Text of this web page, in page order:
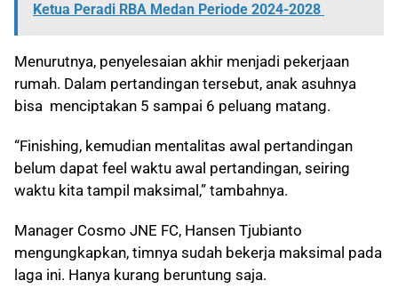
Ketua Peradi RBA Medan Periode 2024-2028
Menurutnya, penyelesaian akhir menjadi pekerjaan
rumah. Dalam pertandingan tersebut, anak asuhnya
bisa menciptakan 5 sampai 6 peluang matang.
“Finishing, kemudian mentalitas awal pertandingan
belum dapat feel waktu awal pertandingan, seiring
waktu kita tampil maksimal,” tambahnya.
Manager Cosmo JNE FC, Hansen Tjubianto
mengungkapkan, timnya sudah bekerja maksimal pada
laga ini. Hanya kurang beruntung saja.